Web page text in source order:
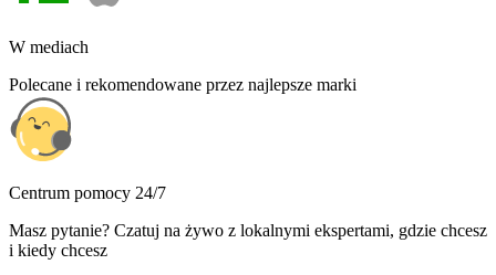
W mediach
Polecane i rekomendowane przez najlepsze marki
Centrum pomocy 24/7
Masz pytanie? Czatuj na żywo z lokalnymi ekspertami, gdzie chcesz
i kiedy chcesz